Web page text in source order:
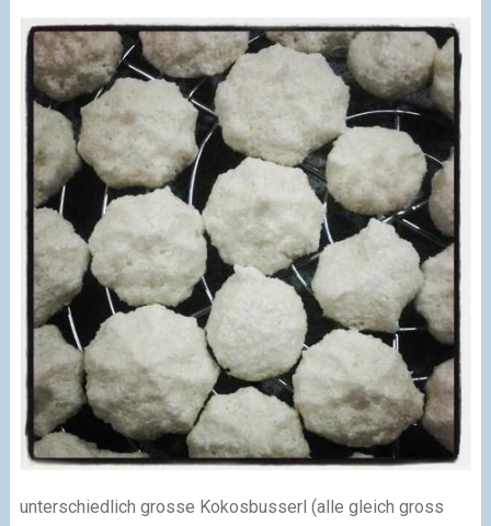
unterschiedlich grosse Kokosbusserl (alle gleich gross